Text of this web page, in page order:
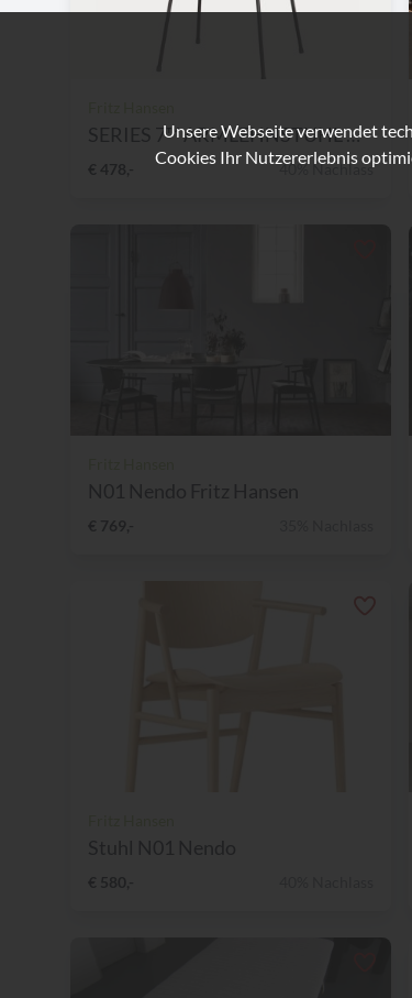
SERIES 7™ ARMLEHNSTUHL Desi...
€ 478,- 40% Nachlass
Unsere Webseite verwendet
Cookies Ihr Nutzererlebnis